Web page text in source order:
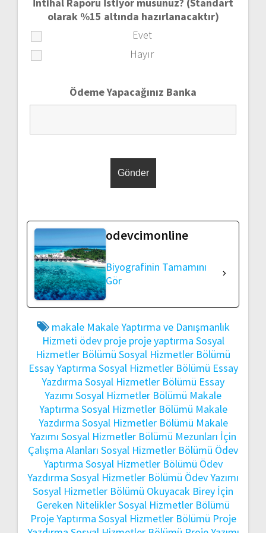
olarak %15 altında hazırlanacaktır)
Evet
Hayır
Ödeme Yapacağınız Banka
odevcimonline
Biyografinin Tamamını
Gör
makale Makale Yaptırma ve Danışmanlık
Hizmeti ödev proje proje yaptırma Sosyal
Hizmetler Bölümü Sosyal Hizmetler Bölümü
Essay Yaptırma Sosyal Hizmetler Bölümü Essay
Yazdırma Sosyal Hizmetler Bölümü Essay
Yazımı Sosyal Hizmetler Bölümü Makale
Yaptırma Sosyal Hizmetler Bölümü Makale
Yazdırma Sosyal Hizmetler Bölümü Makale
Yazımı Sosyal Hizmetler Bölümü Mezunları İçin
Çalışma Alanları Sosyal Hizmetler Bölümü Ödev
Yaptırma Sosyal Hizmetler Bölümü Ödev
Yazdırma Sosyal Hizmetler Bölümü Ödev Yazımı
Sosyal Hizmetler Bölümü Okuyacak Birey İçin
Gereken NiteliklerSosyal Hizmetler Bölümü
Proje Yaptırma Sosyal Hizmetler Bölümü Proje